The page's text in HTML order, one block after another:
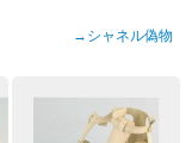
→ シャネル偽物